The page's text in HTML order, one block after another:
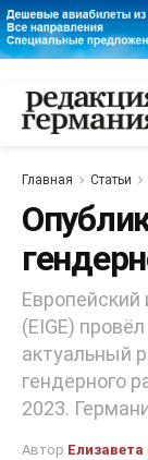
Главная Статьи
Европейский
(EIGE)
актуальный
гендерного
2023.
Автор